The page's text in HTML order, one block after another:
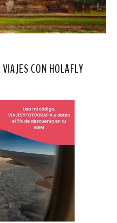
CON HOLAFLY